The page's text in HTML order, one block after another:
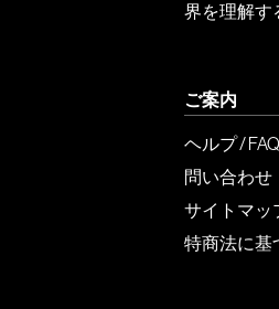
界を理解す
ご案内
ヘルプ / FAQ
問い合わせ
サイトマッ
特商法に基